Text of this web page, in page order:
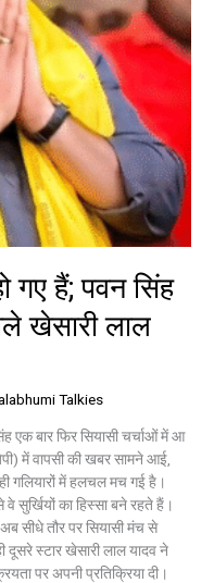
गए हैं; पवन सिंह
खेसारी लाल
Talkies
एक बार फिर सियासी चर्चाओं में आ
में वापसी की खबर सामने आई,
गलियारों में हलचल मच गई है।
सुर्खियों का हिस्सा बने रहते हैं।
सीधे तौर पर सियासी मंच से
स्टार खेसारी लाल यादव ने
पर अपनी प्रतिक्रिया दी।